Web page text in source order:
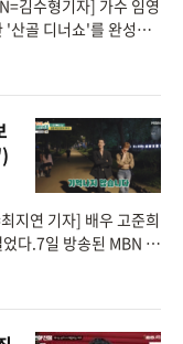
김수형기자] 가수 임영
'산골 디너쇼'를 완성했
지연 기자] 배우 고준희
다.7일 방송된 MBN 가